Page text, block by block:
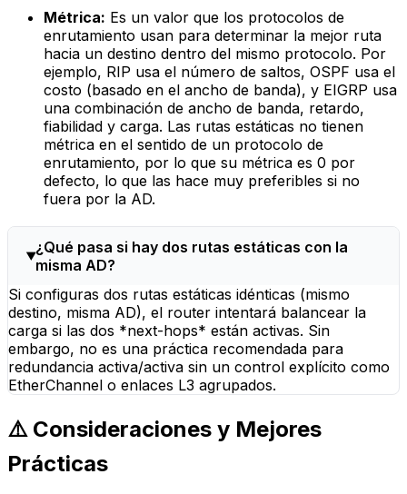
Métrica: Es un valor que los protocolos de
enrutamiento usan para determinar la mejor ruta
hacia un destino dentro del mismo protocolo. Por
ejemplo, RIP usa el número de saltos, OSPF usa el
costo (basado en el ancho de banda), y EIGRP usa
una combinación de ancho de banda, retardo,
fiabilidad y carga. Las rutas estáticas no tienen
métrica en el sentido de un protocolo de
enrutamiento, por lo que su métrica es 0 por
defecto, lo que las hace muy preferibles si no
fuera por la AD.
¿Qué pasa si hay dos rutas estáticas con la
misma AD?
Si configuras dos rutas estáticas idénticas (mismo
destino, misma AD), el router intentará balancear la
carga si las dos *next-hops* están activas. Sin
embargo, no es una práctica recomendada para
redundancia activa/activa sin un control explícito como
EtherChannel o enlaces L3 agrupados.
⚠️ Consideraciones y Mejores
Prácticas